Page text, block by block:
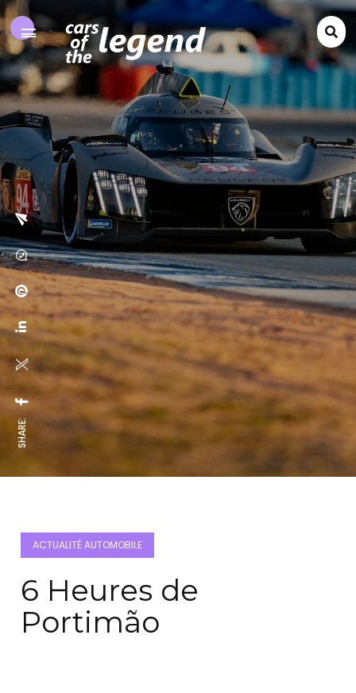
SHARE:
ACTUALITÉ AUTOMOBILE
6 Heures de
Portimão